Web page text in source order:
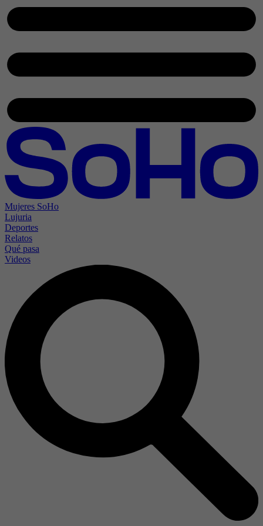
Mujeres SoHo
Lujuria
Deportes
Relatos
Qué pasa
Videos